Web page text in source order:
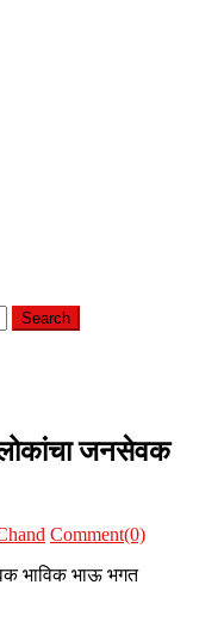
जनसेवक
Comment(0)
भाविक भाऊ भगत